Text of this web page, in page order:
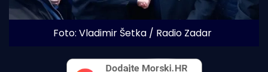
Foto: Vladimir Šetka / Radio Zadar